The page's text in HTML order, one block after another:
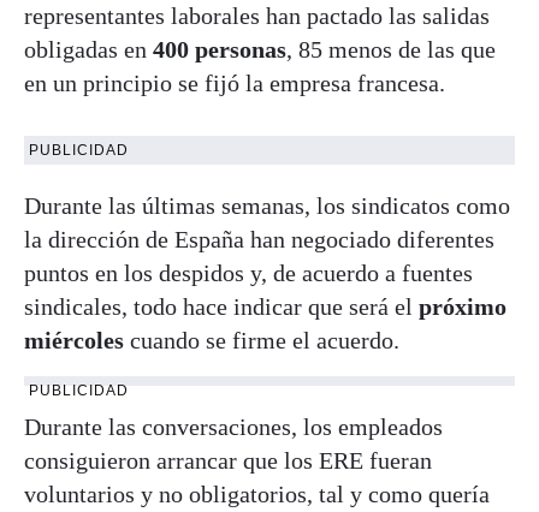
representantes laborales han pactado las salidas
obligadas en 400 personas, 85 menos de las que
en un principio se fijó la empresa francesa.
PUBLICIDAD
Durante las últimas semanas, los sindicatos como
la dirección de España han negociado diferentes
puntos en los despidos y, de acuerdo a fuentes
sindicales, todo hace indicar que será el próximo
miércoles cuando se firme el acuerdo.
PUBLICIDAD
Durante las conversaciones, los empleados
consiguieron arrancar que los ERE fueran
voluntarios y no obligatorios, tal y como quería